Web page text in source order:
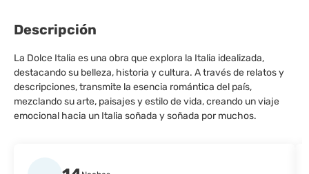
Descripción
La Dolce Italia es una obra que explora la Italia idealizada,
destacando su belleza, historia y cultura. A través de relatos y
descripciones, transmite la esencia romántica del país,
mezclando su arte, paisajes y estilo de vida, creando un viaje
emocional hacia un Italia soñada y soñada por muchos.